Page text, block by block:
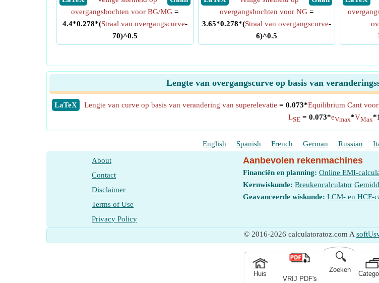
overgangsbochten voor BG/MG =
4.4*0.278*(Straal van overgangscurve-
70)^0.5
overgangsbochten voor NG=
3.65*0.278*(Straal van overgangscurve-
6)^0.5
Lengte van overgangscurve op basis van
​LaTeX Lengte van curve op basis van verandering van superelevatie = 0.073*Equilibrium Cant
LSE = 0.073*eVmax*VMax
English Spanish French German Russian
About
Contact
Disclaimer
Terms of Use
Privacy Policy
Aanbevolen rekenmachines
Financiën en planning: Online EMI-
Kernwiskunde: Breukencalculator
Geavanceerde wiskunde: LCM- en HCF-
© 2016-2026 calculatoratoz.com A
Huis
VRIJ PDF's
🔍
Zoeken